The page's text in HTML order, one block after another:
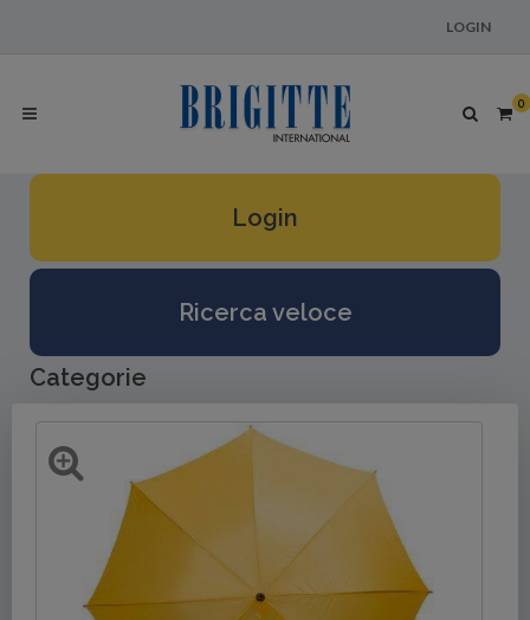
LOGIN
0
Login
Ricerca veloce
Categorie